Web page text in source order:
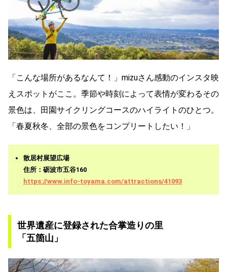
「こんな場所があるなんて！」mizuさん感動のインスタ映
えスポットがここ。季節や時刻によって表情が変わるその
景色は、田園サイクリングコースのハイライトのひとつ。
「春夏秋冬、全部の景色をコンプリートしたい！」
散居村展望広場
住所：砺波市五谷160
https://www.info-toyama.com/attractions/41093
世界遺産に登録された合掌造りの里
「五箇山」